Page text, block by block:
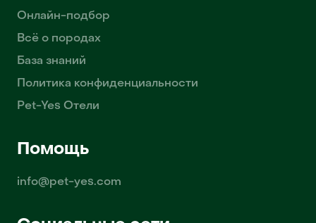
Онлайн-подбор
Всё о породах
База знаний
Политика конфиденциальности
Pet-Yes Отели
Помощь
info@pet-yes.com